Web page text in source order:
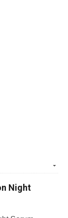
Night